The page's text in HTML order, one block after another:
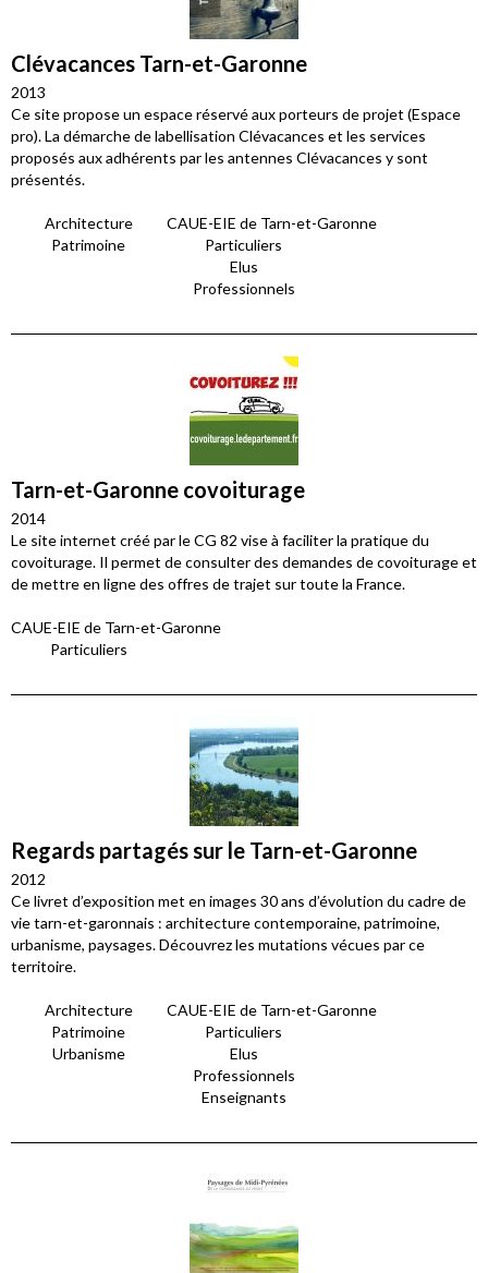
Clévacances Tarn-et-Garonne
2013
Ce site propose un espace réservé aux porteurs de projet (Espace
pro). La démarche de labellisation Clévacances et les services
proposés aux adhérents par les antennes Clévacances y sont
présentés.
Architecture
Patrimoine
CAUE-EIE de Tarn-et-Garonne
Particuliers
Elus
Professionnels
Tarn-et-Garonne covoiturage
2014
Le site internet créé par le CG 82 vise à faciliter la pratique du
covoiturage. Il permet de consulter des demandes de covoiturage et
de mettre en ligne des offres de trajet sur toute la France.
CAUE-EIE de Tarn-et-Garonne
Particuliers
Regards partagés sur le Tarn-et-Garonne
2012
Ce livret d’exposition met en images 30 ans d’évolution du cadre de
vie tarn-et-garonnais : architecture contemporaine, patrimoine,
urbanisme, paysages. Découvrez les mutations vécues par ce
territoire.
Architecture
Patrimoine
Urbanisme
CAUE-EIE de Tarn-et-Garonne
Particuliers
Elus
Professionnels
Enseignants